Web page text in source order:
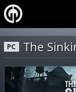
PC The